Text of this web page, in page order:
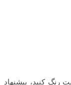
رنگ کنید، پیشنهاد